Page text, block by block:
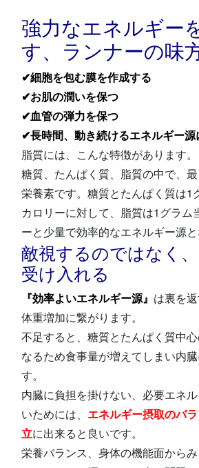
アクセス
体験予約する
強力なエネルギー
す、ランナーの味
✔細胞を包む膜を作成する
✔お肌の潤いを保つ
✔血管の弾力を保つ
✔長時間、動き続けるエネルギー源
脂質には、こんな特徴があります。
糖質、たんぱく質、脂質の中で、
栄養素です。糖質とたんぱく質は1
カロリーに対して、脂質は1グラム
ーと少量で効率的なエネルギー源と
敵視するのではなく
受け入れる
『効率よいエネルギー源』 は裏を
体重増加に繋がります。
不足すると、糖質とたんぱく質中
なるため食事量が増えてしまい内
す。
内臓に負担を掛けない、必要エネ
いためには、 エネルギー摂取のバ
立に出来ると良いです。
栄養バランス、身体の機能面から